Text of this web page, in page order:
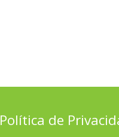
Política de